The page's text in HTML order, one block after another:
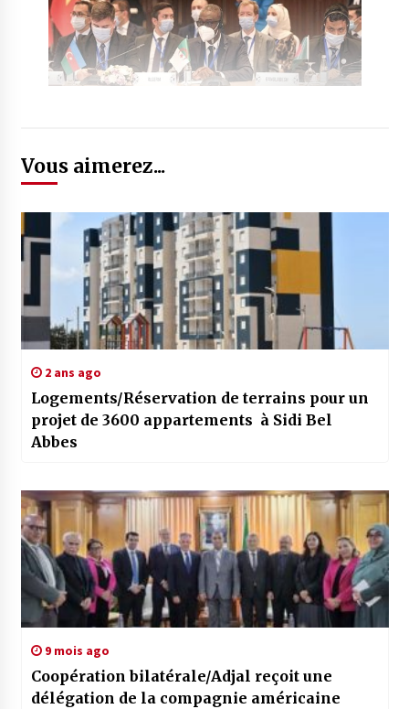
Vous aimerez...
2 ans ago
Logements/Réservation de terrains pour un
projet de 3600 appartements à Sidi Bel
Abbes
9 mois ago
Coopération bilatérale/Adjal reçoit une
délégation de la compagnie américaine